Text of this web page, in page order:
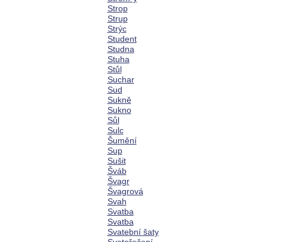
Strop
Strup
Strýc
Student
Studna
Stuha
Stůl
Suchar
Sud
Sukně
Sukno
Sůl
Sulc
Šumění
Sup
Sušit
Šváb
Švagr
Švagrová
Svah
Svatba
Svatba
Svatební šaty